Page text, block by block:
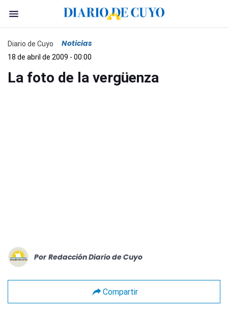
Diario de Cuyo Noticias
18 de abril de 2009 - 00:00
La foto de la vergüenza
Por Redacción Diario de Cuyo
Compartir